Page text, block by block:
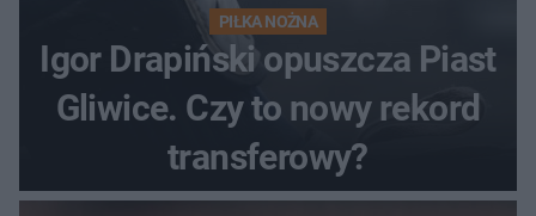
PIŁKA NOŻNA
Igor Drapiński opuszcza Piast
Gliwice. Czy to nowy rekord
transferowy?